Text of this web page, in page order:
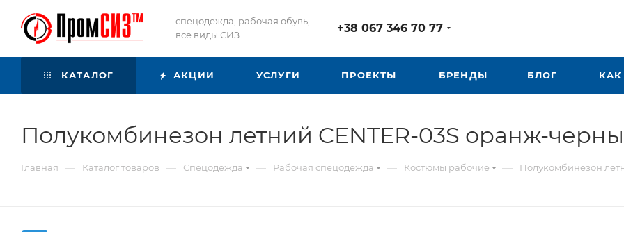
спецодежда, рабочая обувь,
все виды СИЗ
+38 067 346 70 77
КАТАЛОГ АКЦИИ УСЛУГИ ПРОЕКТЫ БРЕНДЫ БЛОГ
Полукомбинезон летний CENTER-03S оранж-
Главная — Каталог товаров — Спецодежда — Рабочая спецодежда — Костюмы рабочие — Полукомбинезон